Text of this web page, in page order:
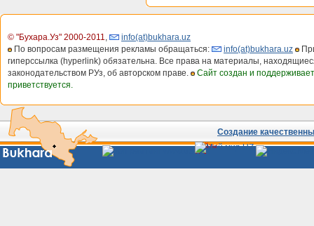
© "Бухара.Уз" 2000-2011,
info(at)bukhara.uz
По вопросам размещения рекламы обращаться:
info(at)bukhara.uz
гиперссылка (hyperlink) обязательна. Все права на материалы,
законодательством РУз, об авторском праве.
Сайт создан и
приветствуется.
Создание
Сайты
Узбекистана